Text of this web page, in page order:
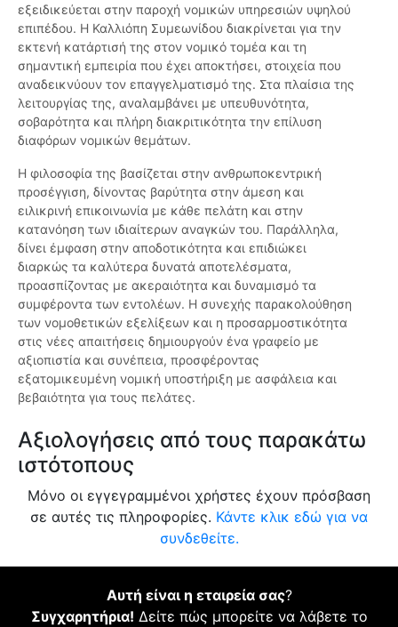
εξειδικεύεται στην παροχή νομικών υπηρεσιών υψηλού
επιπέδου. Η Καλλιόπη Συμεωνίδου διακρίνεται για την
εκτενή κατάρτισή της στον νομικό τομέα και τη
σημαντική εμπειρία που έχει αποκτήσει, στοιχεία που
αναδεικνύουν τον επαγγελματισμό της. Στα πλαίσια της
λειτουργίας της, αναλαμβάνει με υπευθυνότητα,
σοβαρότητα και πλήρη διακριτικότητα την επίλυση
διαφόρων νομικών θεμάτων.
Η φιλοσοφία της βασίζεται στην ανθρωποκεντρική
προσέγγιση, δίνοντας βαρύτητα στην άμεση και
ειλικρινή επικοινωνία με κάθε πελάτη και στην
κατανόηση των ιδιαίτερων αναγκών του. Παράλληλα,
δίνει έμφαση στην αποδοτικότητα και επιδιώκει
διαρκώς τα καλύτερα δυνατά αποτελέσματα,
προασπίζοντας με ακεραιότητα και δυναμισμό τα
συμφέροντα των εντολέων. Η συνεχής παρακολούθηση
των νομοθετικών εξελίξεων και η προσαρμοστικότητα
στις νέες απαιτήσεις δημιουργούν ένα γραφείο με
αξιοπιστία και συνέπεια, προσφέροντας
εξατομικευμένη νομική υποστήριξη με ασφάλεια και
βεβαιότητα για τους πελάτες.
Αξιολογήσεις από τους παρακάτω
ιστότοπους
Μόνο οι εγγεγραμμένοι χρήστες έχουν πρόσβαση
σε αυτές τις πληροφορίες. Κάντε κλικ εδώ για να
συνδεθείτε.
Αυτή είναι η εταιρεία σας?
Συγχαρητήρια! Δείτε πώς μπορείτε να λάβετε το